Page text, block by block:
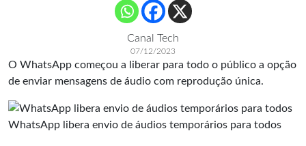
Canal Tech
07/12/2023
O WhatsApp começou a liberar para todo o público a opção
de enviar mensagens de áudio com reprodução única.
WhatsApp libera envio de áudios temporários para todos